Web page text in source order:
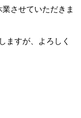
業させていただきま
ますが、よろしく